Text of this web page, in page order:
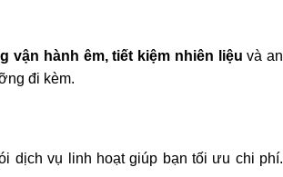
vận hành êm, tiết kiệm nhiên liệu và an
đi kèm.
dịch vụ linh hoạt giúp bạn tối ưu chi phí.